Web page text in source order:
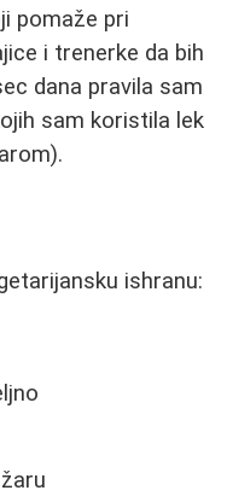
pomaže pri
i trenerke da bih
dana pravila sam
sam koristila lek
ishranu: